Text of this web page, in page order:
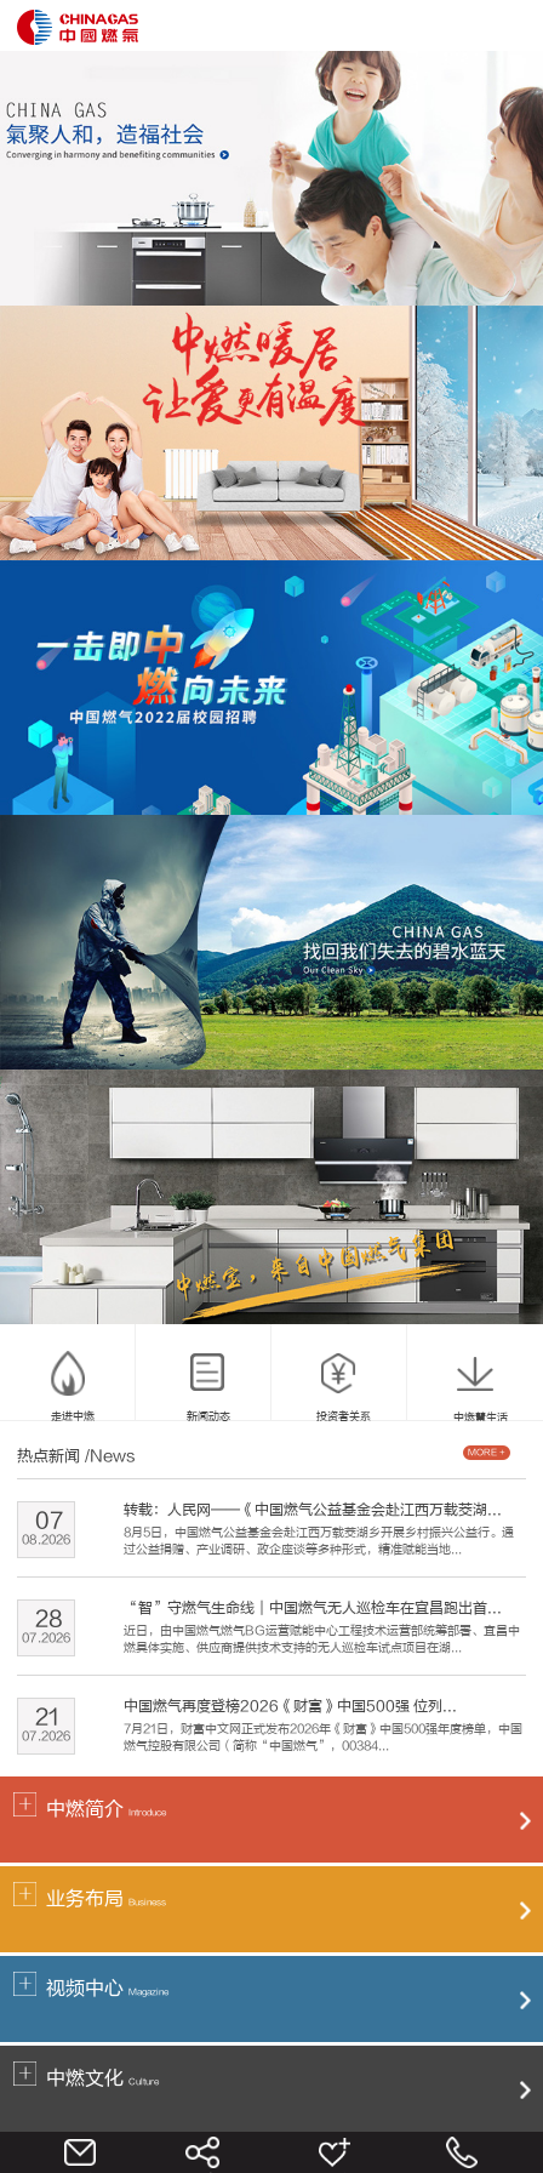
走进中燃 新闻动态 投资者关系 中燃慧生活
热点新闻 /News
转载：人民网——《中国燃气公益基金会赴江西万载茭湖...
8月5日，中国燃气公益基金会赴江西万载茭湖乡开展乡村振兴公益行。通
过公益捐赠、产业调研、政企座谈等多种形式，精准赋能当地...
08.2026
07
“智”守燃气生命线｜中国燃气无人巡检车在宜昌跑出首...
近日，由中国燃气燃气BG运营赋能中心工程技术运营部统筹部署、宜昌中
燃具体实施、供应商提供技术支持的无人巡检车试点项目在湖...
07.2026
28
中国燃气再度登榜2026《财富》中国500强 位列...
7月21日，财富中文网正式发布2026年《财富》中国500强年度榜单，中国
燃气控股有限公司（简称“中国燃气”，00384...
07.2026
21
MORE +
中燃简介 Introduce
业务布局 Business
视频中心 Magazine
中燃文化 Culture